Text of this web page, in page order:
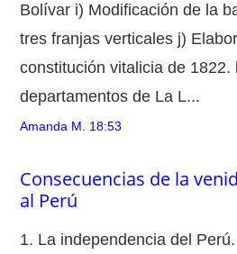
Bolívar i) Modificación de la
tres franjas verticales j)
constitución vitalicia de 1822.
departamentos de La L...
Amanda M. 18:53
Consecuencias de la
al Perú
1. La independencia del